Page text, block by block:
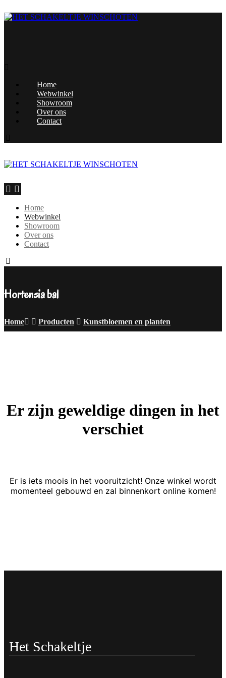
Home
Webwinkel
Showroom
Over ons
Contact
Home
Webwinkel
Showroom
Over ons
Contact
Hortensia bal
Home Producten Kunstbloemen en planten
Er zijn geweldige dingen in het
verschiet
Er is iets moois in het vooruitzicht! Onze winkel wordt
momenteel gebouwd en zal binnenkort online komen!
Het Schakeltje